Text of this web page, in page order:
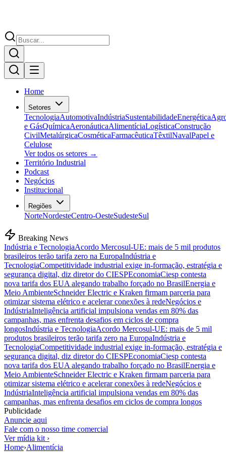
Home
Setores
TecnologiaAutomotivaIndústriaSustentabilidadeEnergética
e GásQuímicaAeronáuticaAlimentíciaLogísticaConstrução
CivilMetalúrgicaCosméticaFarmacêuticaTêxtilNavalPapel e
Celulose
Ver todos os setores →
Território Industrial
Podcast
Negócios
Institucional
Regiões
NorteNordesteCentro-OesteSudesteSul
Breaking News
Indústria e TecnologiaAcordo Mercosul-UE: mais de 5 mil produtos
brasileiros terão tarifa zero na EuropaIndústria e
TecnologiaCompetitividade industrial exige in-formação, estratégia e
segurança digital, diz diretor do CIESPEconomiaCiesp contesta
nova tarifa dos EUA alegando trabalho forçado no BrasilEnergia e
Meio AmbienteSchneider Electric e Kraken firmam parceria para
otimizar sistema elétrico e acelerar conexões à redeNegócios e
IndústriaInteligência artificial impulsiona vendas em 80% das
campanhas, mas enfrenta desafios em ciclos de compra
longosIndústria e TecnologiaAcordo Mercosul-UE: mais de 5 mil
produtos brasileiros terão tarifa zero na EuropaIndústria e
TecnologiaCompetitividade industrial exige in-formação, estratégia e
segurança digital, diz diretor do CIESPEconomiaCiesp contesta
nova tarifa dos EUA alegando trabalho forçado no BrasilEnergia e
Meio AmbienteSchneider Electric e Kraken firmam parceria para
otimizar sistema elétrico e acelerar conexões à redeNegócios e
IndústriaInteligência artificial impulsiona vendas em 80% das
campanhas, mas enfrenta desafios em ciclos de compra longos
Publicidade
Anuncie aqui
Fale com o nosso time comercial
Ver mídia kit ›
Home›Alimentícia